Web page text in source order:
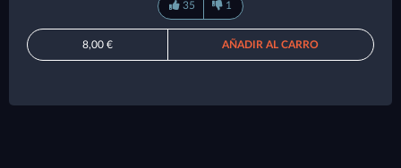
35 1
8,00 € AÑADIR AL CARRO